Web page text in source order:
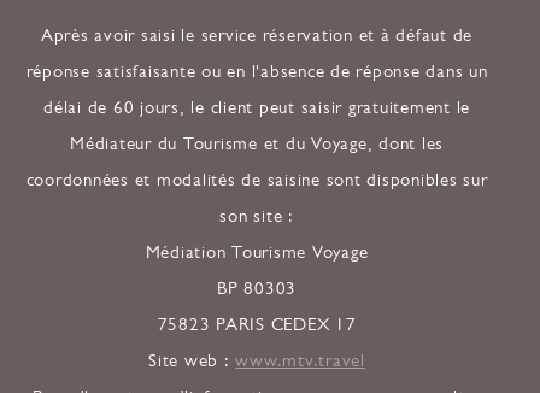
Après avoir saisi le service réservation et à défaut de
réponse satisfaisante ou en l'absence de réponse dans un
délai de 60 jours, le client peut saisir gratuitement le
Médiateur du Tourisme et du Voyage, dont les
coordonnées et modalités de saisine sont disponibles sur
son site :
Médiation Tourisme Voyage
BP 80303
75823 PARIS CEDEX 17
Site web :www.mtv.travel